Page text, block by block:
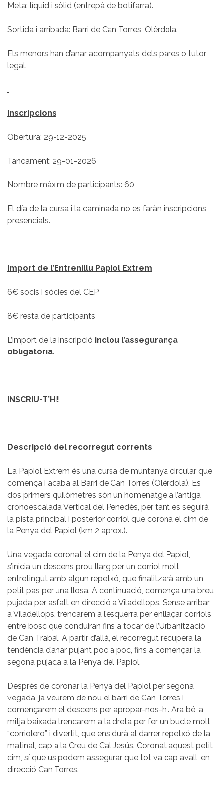
Meta: líquid i sòlid (entrepà de botifarra).
Sortida i arribada: Barri de Can Torres, Olèrdola.
Els menors han d’anar acompanyats dels pares o tutor
legal.
Inscripcions
Obertura: 29-12-2025
Tancament: 29-01-2026
Nombre màxim de participants: 60
El día de la cursa i la caminada no es faràn inscripcions
presencials.
Import de l’Entrenillu Papiol Extrem
6€ socis i sòcies del CEP
8€ resta de participants
L’import de la inscripció inclou l’assegurança
obligatòria.
INSCRIU-T’HI!
Descripció del recorregut corrents
La Papiol Extrem és una cursa de muntanya circular que
comença i acaba al Barri de Can Torres (Olèrdola). Es
dos primers quilòmetres són un homenatge a l’antiga
cronoescalada Vertical del Penedès, per tant es seguirà
la pista principal i posterior corriol que corona el cim de
la Penya del Papiol (km 2 aprox.).
Una vegada coronat el cim de la Penya del Papiol,
s’inicia un descens prou llarg per un corriol molt
entretingut amb algun repetxó, que finalitzarà amb un
petit pas per una llosa. A continuació, comença una breu
pujada per asfalt en direcció a Viladellops. Sense arribar
a Viladellops, trencarem a l’esquerra per enllaçar corriols
entre bosc que conduiran fins a tocar de l’Urbanització
de Can Trabal. A partir d’allà, el recorregut recupera la
tendència d’anar pujant poc a poc, fins a començar la
segona pujada a la Penya del Papiol.
Després de coronar la Penya del Papiol per segona
vegada, ja veurem de nou el barri de Can Torres i
començarem el descens per apropar-nos-hi. Ara bé, a
mitja baixada trencarem a la dreta per fer un bucle molt
“corriolero” i divertit, que ens durà al darrer repetxó de la
matinal, cap a la Creu de Cal Jesús. Coronat aquest petit
cim, sí que us podem assegurar que tot va cap avall, en
direcció Can Torres.